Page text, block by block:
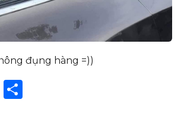
đụng hàng =))
Pi